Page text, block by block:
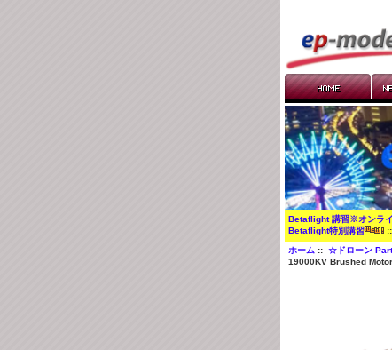
Betaflight 講習※オンラ
Betaflight特別講習
::
ホーム ::☆ドローン
19000KV Brushed